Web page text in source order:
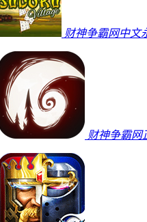
财神争霸网中文
财神争霸网